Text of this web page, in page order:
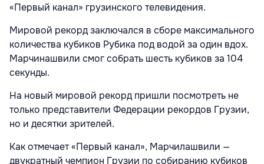
«Первый канал» грузинского телевидения.
Мировой рекорд заключался в сборе максимального
количества кубиков Рубика под водой за один вдох.
Марчинашвили смог собрать шесть кубиков за 104
секунды.
На новый мировой рекорд пришли посмотреть не
только представители Федерации рекордов Грузии,
но и десятки зрителей.
Как отмечает «Первый канал», Марчилашвили —
двукратный чемпион Грузии по собиранию кубиков